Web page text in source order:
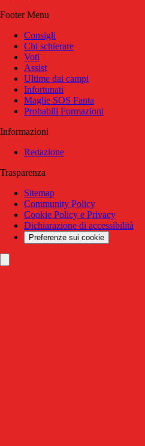
Footer Menu
Consigli
Chi schierare
Voti
Assist
Ultime dai campi
Infortunati
Maglie SOS Fanta
Probabili Formazioni
Informazioni
Redazione
Trasparenza
Sitemap
Community Policy
Cookie Policy e Privacy
Dichiarazione di accessibilità
Preferenze sui cookie